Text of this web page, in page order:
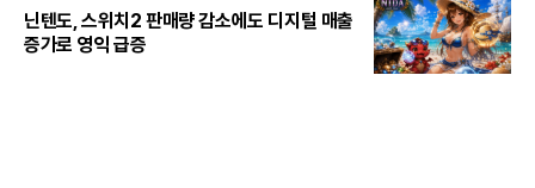
닌텐도, 스위치2 판매량 감소에도 디지털 매출
증가로 영익 급증